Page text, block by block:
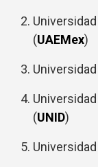
(UAEMex)
(UNID)